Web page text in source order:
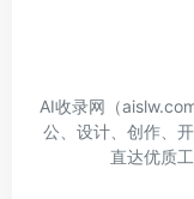
AI收录网（
公、设计、创作、
直达优质